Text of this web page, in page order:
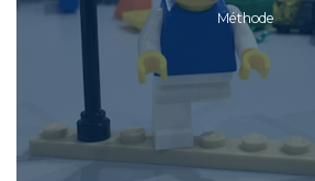
Méthode